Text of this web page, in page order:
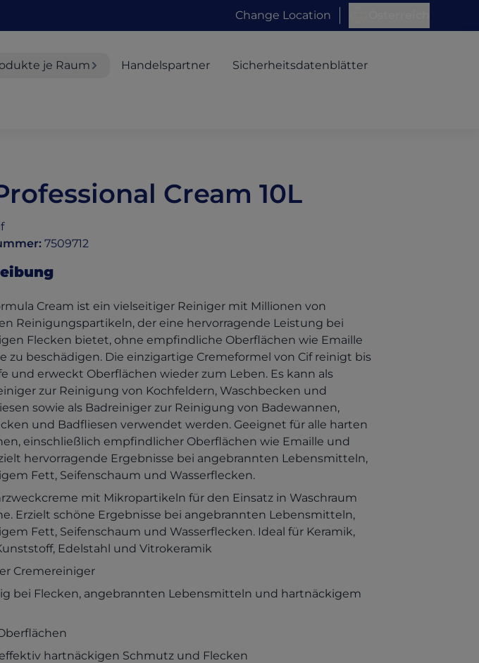
Change Location
je Raum Handelspartner Sicherheitsdatenblätter
Cream 10L
: 7509712
Cream ist ein vielseitiger Reiniger mit Millionen von
Reinigungspartikeln, der eine hervorragende Leistung bei
Flecken bietet, ohne empfindliche Oberflächen wie Emaille
zu beschädigen. Die einzigartige Cremeformel von Cif reinigt bis
und erweckt Oberflächen wieder zum Leben. Es kann als
zur Reinigung von Kochfeldern, Waschbecken und
sowie als Badreiniger zur Reinigung von Badewannen,
und Badfliesen verwendet werden. Geeignet für alle harten
einschließlich empfindlicher Oberflächen wie Emaille und
hervorragende Ergebnisse bei angebrannten Lebensmitteln,
Fett, Seifenschaum und Wasserflecken.
mit Mikropartikeln für den Einsatz in Waschraum
Erzielt schöne Ergebnisse bei angebrannten Lebensmitteln,
Fett, Seifenschaum und Wasserflecken. Ideal für Keramik,
Edelstahl und Vitrokeramik
Cremereiniger
bei Flecken, angebrannten Lebensmitteln und hartnäckigem
hartnäckigen Schmutz und Flecken